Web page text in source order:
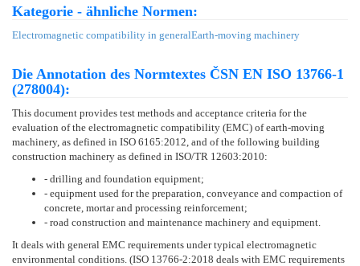
Kategorie - ähnliche Normen:
Electromagnetic compatibility in generalEarth-moving machinery
Die Annotation des Normtextes ČSN EN ISO 13766-1
(278004):
This document provides test methods and acceptance criteria for the
evaluation of the electromagnetic compatibility (EMC) of earth-moving
machinery, as defined in ISO 6165:2012, and of the following building
construction machinery as defined in ISO/TR 12603:2010:
- drilling and foundation equipment;
- equipment used for the preparation, conveyance and compaction of
concrete, mortar and processing reinforcement;
- road construction and maintenance machinery and equipment.
It deals with general EMC requirements under typical electromagnetic
environmental conditions. (ISO 13766-2:2018 deals with EMC requirements